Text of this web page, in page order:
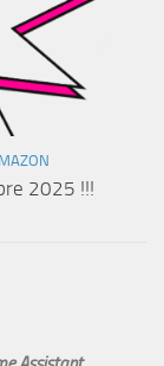
2025 !!!